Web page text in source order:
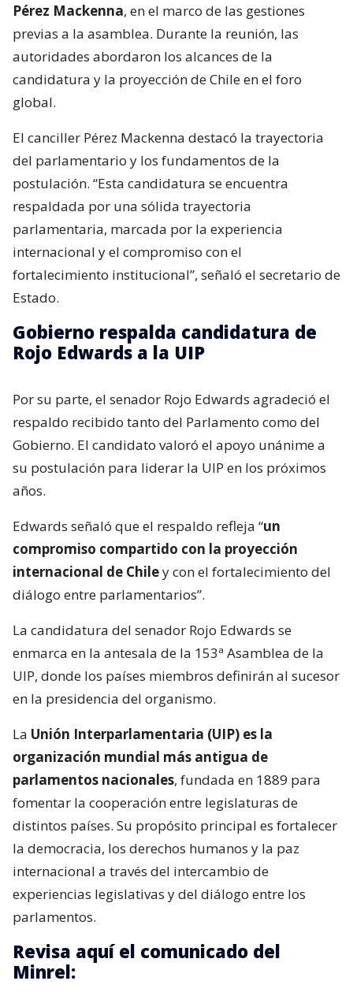
Pérez Mackenna, en el marco de las gestiones
previas a la asamblea. Durante la reunión, las
autoridades abordaron los alcances de la
candidatura y la proyección de Chile en el foro
global.
El canciller Pérez Mackenna destacó la trayectoria
del parlamentario y los fundamentos de la
postulación. “Esta candidatura se encuentra
respaldada por una sólida trayectoria
parlamentaria, marcada por la experiencia
internacional y el compromiso con el
fortalecimiento institucional”, señaló el secretario de
Estado.
Gobierno respalda candidatura de
Rojo Edwards a la UIP
Por su parte, el senador Rojo Edwards agradeció el
respaldo recibido tanto del Parlamento como del
Gobierno. El candidato valoró el apoyo unánime a
su postulación para liderar la UIP en los próximos
años.
Edwards señaló que el respaldo refleja “un
compromiso compartido con la proyección
internacional de Chiley con el fortalecimiento del
diálogo entre parlamentarios”.
La candidatura del senador Rojo Edwards se
enmarca en la antesala de la 153ª Asamblea de la
UIP, donde los países miembros definirán al sucesor
en la presidencia del organismo.
La Unión Interparlamentaria (UIP) es la
organización mundial más antigua de
parlamentos nacionales, fundada en 1889 para
fomentar la cooperación entre legislaturas de
distintos países. Su propósito principal es fortalecer
la democracia, los derechos humanos y la paz
internacional a través del intercambio de
experiencias legislativas y del diálogo entre los
parlamentos.
Revisa aquí el comunicado del
Minrel: